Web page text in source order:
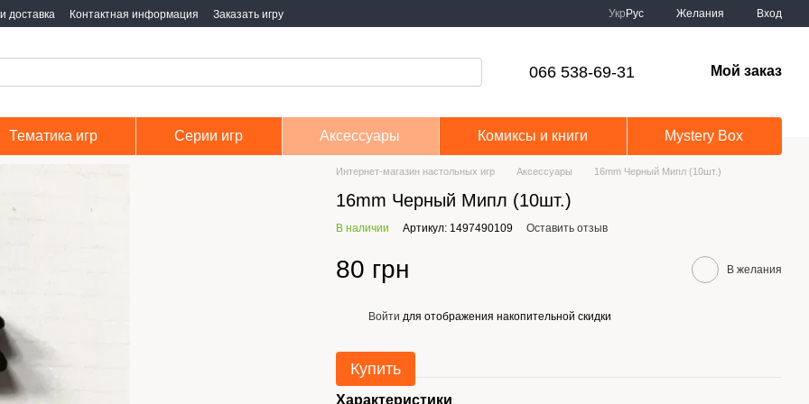
доставка Контактная информация Заказать игру Укр Рус Желания Вход
066 538-69-31 Мой заказ
Тематика игр Серии игр Аксессуары Комиксы и книги Mystery Box
Интернет-магазин настольных игр Аксессуары 16mm Черный Мипл (10шт.)
16mm Черный Мипл (10шт.)
В наличии Артикул: 1497490109 Оставить отзыв
80 грн В желания
Войти для отображения накопительной скидки
Купить
Характеристики